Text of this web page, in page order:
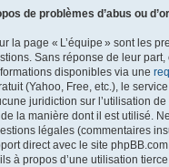
de problèmes d’abus ou
la page « L’équipe » sont les
Sans réponse de leur part,
disponibles via une
(Yahoo, Free, etc.), le
juridiction sur l’utilisation de
la manière dont il est utilisé.
légales (commentaires
direct avec le site
à propos d’une utilisation